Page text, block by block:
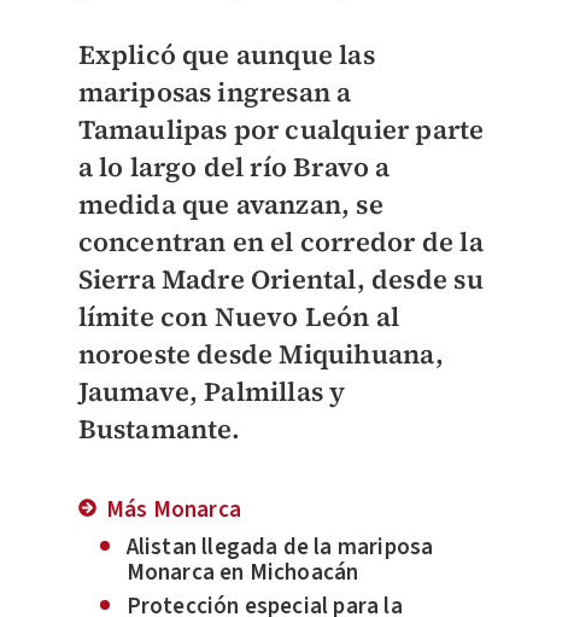
Explicó que aunque las
mariposas ingresan a
Tamaulipas por cualquier parte
a lo largo del río Bravo a
medida que avanzan, se
concentran en el corredor de la
Sierra Madre Oriental, desde su
límite con Nuevo León al
noroeste desde Miquihuana,
Jaumave, Palmillas y
Bustamante.
Más Monarca
Alistan llegada de la mariposa
Monarca en Michoacán
Protección especial para la